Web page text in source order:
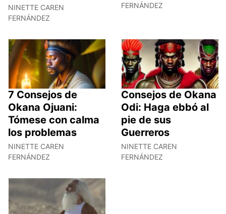
NINETTE CAREN
FERNÁNDEZ
FERNÁNDEZ
7 Consejos de
Okana Ojuani:
Tómese con calma
los problemas
NINETTE CAREN
FERNÁNDEZ
Consejos de Okana
Odi: Haga ebbó al
pie de sus
Guerreros
NINETTE CAREN
FERNÁNDEZ